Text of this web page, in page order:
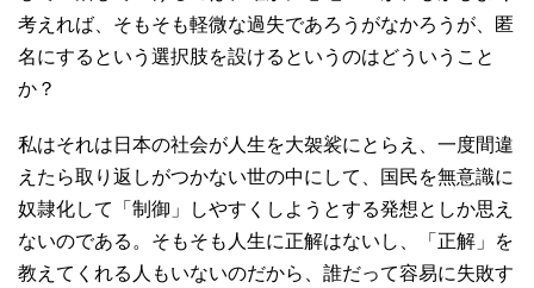
考えれば、そもそも軽微な過失であろうがなかろうが、匿
名にするという選択肢を設けるというのはどういうこと
か？
私はそれは日本の社会が人生を大袈裟にとらえ、一度間違
えたら取り返しがつかない世の中にして、国民を無意識に
奴隷化して「制御」しやすくしようとする発想としか思え
ないのである。そもそも人生に正解はないし、「正解」を
教えてくれる人もいないのだから、誰だって容易に失敗す